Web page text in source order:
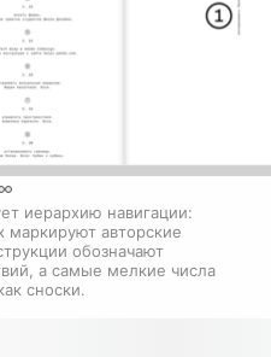
иерархию навигации:
маркируют авторские
обозначают
а самые мелкие числа
сноски.